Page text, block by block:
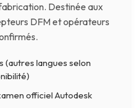
Destinée aux
DFM et opérateurs
(autres langues selon
officiel Autodesk